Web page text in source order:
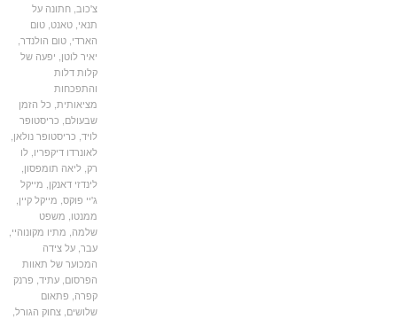
צ'כוב,חתונה על
תנאי,טאנט,טום
הארדי,טום הולנדר,
יאיר לוטן ,יפעה של
קלות דלות
והתפכחות
מציאותית,כל הזמן
שבעולם,כריסטופר
,כריסטופר נולאן,
לאונרדו דיקפריו,לו
ליאה תומפסון,
לינדזי דאנקן,מייקל
ג'יי פוקס,מייקל קיין,
ממנטו,משפט
שלמה,מתיו מקונוהיי,
,על צידה
המכוער של תאוות
הפרסום,עתיד,פרנק
קפרה,פתאום
שלושים,צחוק הגורל,